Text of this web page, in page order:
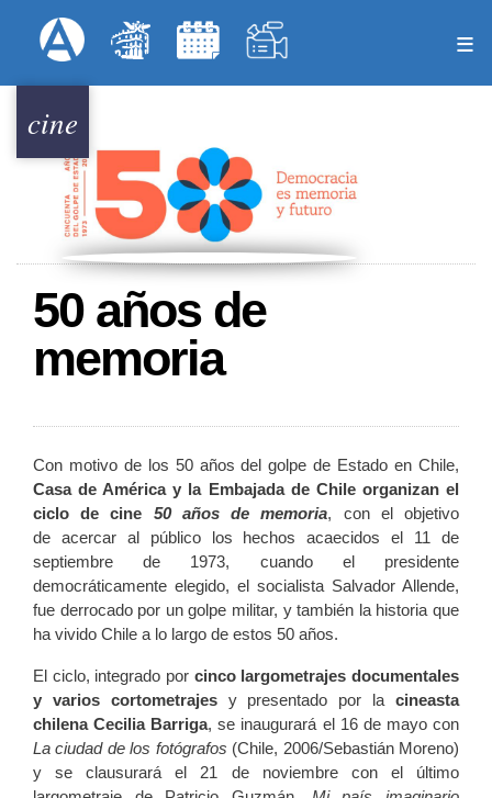
al
Menú Superior
cine
50 años de
memoria
Con motivo de los 50 años del golpe de Estado en Chile,
Casa de América y la Embajada de Chile organizan el
ciclo de cine 50 años de memoria, con el objetivo
de acercar al público los hechos acaecidos el 11 de
septiembre de 1973, cuando el presidente
democráticamente elegido, el socialista Salvador Allende,
fue derrocado por un golpe militar, y también la historia que
ha vivido Chile a lo largo de estos 50 años.
El ciclo, integrado por cinco largometrajes documentales
y varios cortometrajes y presentado por lacineasta
chilena Cecilia Barriga, se inaugurará el 16 de mayo con
La ciudad de los fotógrafos (Chile, 2006/Sebastián Moreno)
y se clausurará el 21 de noviembre con el último